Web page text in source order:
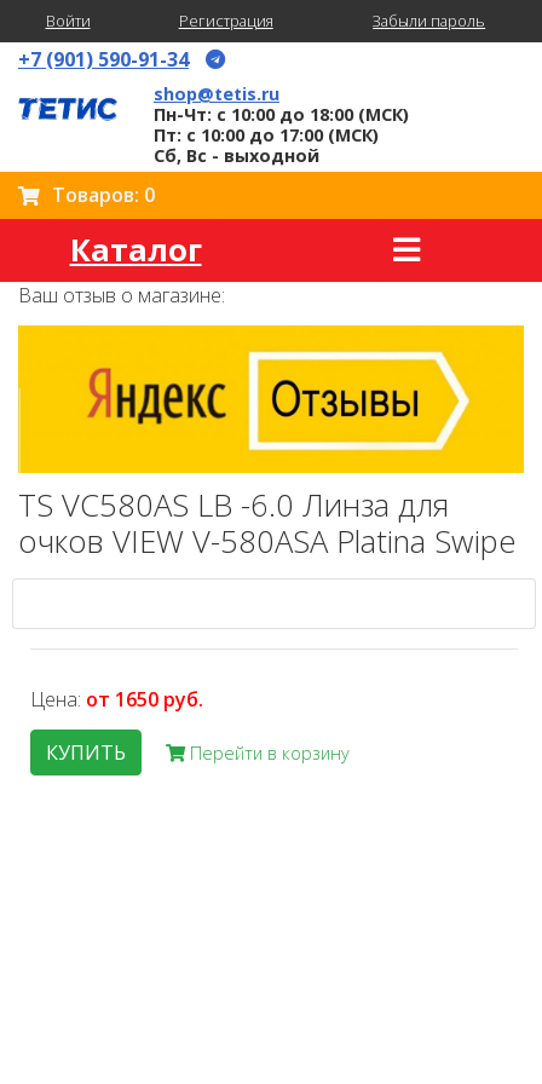
Войти Регистрация Забыли пароль
+7 (901) 590-91-34
shop@tetis.ru
Пн-Чт: с 10:00 до 18:00 (МСК)
Пт: с 10:00 до 17:00 (МСК)
Сб, Вс - выходной
Товаров: 0
Каталог
Ваш отзыв о магазине:
TS VC580AS LB -6.0 Линза для
очков VIEW V-580ASA Platina Swipe
Цена: от 1650 руб.
КУПИТЬ
Перейти в корзину